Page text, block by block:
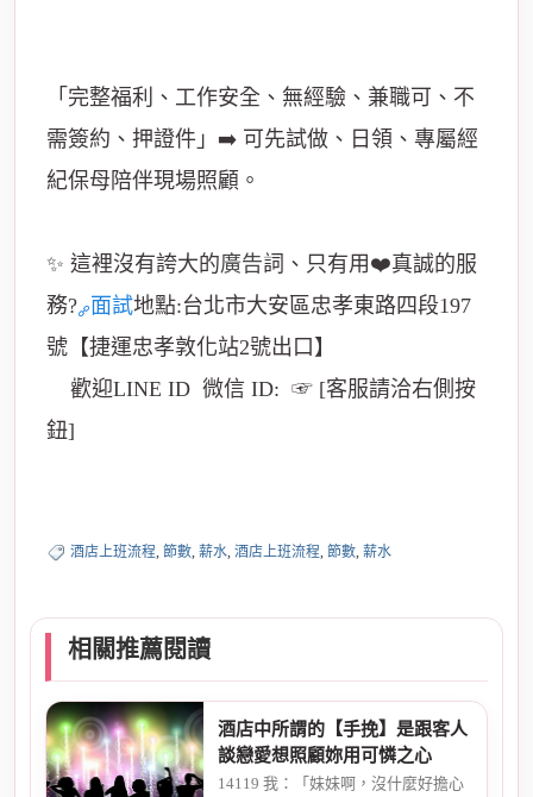
「完整福利、工作安全、無經驗、兼職可、不
需簽約、押證件」➡️ 可先試做、日領、專屬經
紀保母陪伴現場照顧。
✨ 這裡沒有誇大的廣告詞、只有用❤️真誠的服
務? 面試地點:台北市大安區忠孝東路四段197
號【捷運忠孝敦化站2號出口】
歡迎LINE ID 微信 ID: ☞ [客服請洽右側按
鈕]
酒店上班流程, 節數, 薪水, 酒店上班流程, 節數, 薪水
相關推薦閱讀
酒店中所謂的【手挽】是跟客人
談戀愛想照顧妳用可憐之心
14119 我：「妹妹啊，沒什麼好擔心